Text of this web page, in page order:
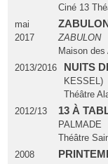
Ciné 13
mai
2017
ZABULON
ZABULON
Maison
2013/2016
NUITS
KESSEL)
Théâtre
2012/13
13 À
PALMADE
Théâtre
2008